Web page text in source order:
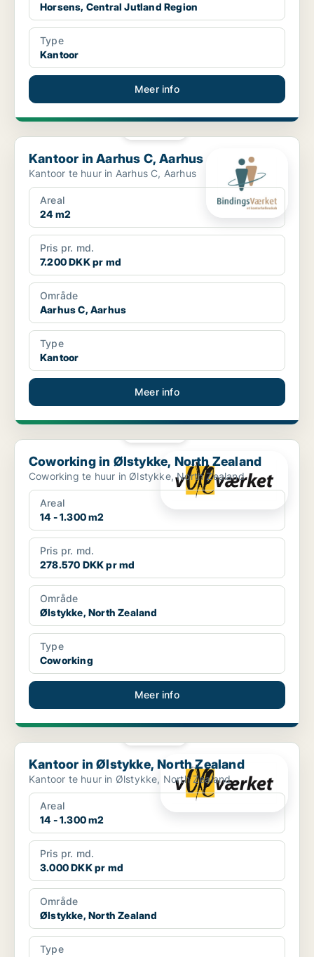
Horsens, Central Jutland Region
Type
Kantoor
Meer info
Kantoor in Aarhus C, Aarhus
Kantoor in Aarhus C, Aarhus
Kantoor te huur in Aarhus C, Aarhus
Areal
24 m2
Pris pr. md.
7.200 DKK pr md
Område
Aarhus C, Aarhus
Type
Kantoor
Meer info
Coworking in Ølstykke, North Zealand
Coworking in Ølstykke, North Zealand
Coworking te huur in Ølstykke, North Zealand
Areal
14 - 1.300 m2
Pris pr. md.
278.570 DKK pr md
Område
Ølstykke, North Zealand
Type
Coworking
Meer info
Kantoor in Ølstykke, North Zealand
Kantoor in Ølstykke, North Zealand
Kantoor te huur in Ølstykke, North Zealand
Areal
14 - 1.300 m2
Pris pr. md.
3.000 DKK pr md
Område
Ølstykke, North Zealand
Type